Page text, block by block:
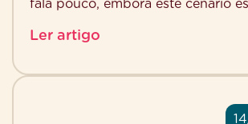
fala pouco, embora este cenário
cuidadores […]
Ler artigo